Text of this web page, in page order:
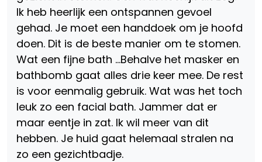
Ik heb heerlijk een ontspannen gevoel
gehad. Je moet een handdoek om je hoofd
doen. Dit is de beste manier om te stomen.
Wat een fijne bath …Behalve het masker en
bathbomb gaat alles drie keer mee. De rest
is voor eenmalig gebruik. Wat was het toch
leuk zo een facial bath. Jammer dat er
maar eentje in zat. Ik wil meer van dit
hebben. Je huid gaat helemaal stralen na
zo een gezichtbadje.